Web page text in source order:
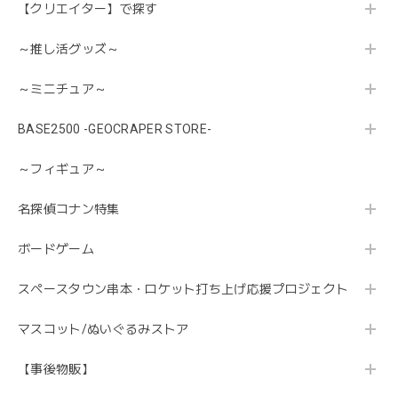
【クリエイター】で探す
～推し活グッズ～
～ミニチュア～
BASE2500 -GEOCRAPER STORE-
～フィギュア～
名探偵コナン特集
ボードゲーム
スペースタウン串本・ロケット打ち上げ応援プロジェクト
マスコット/ぬいぐるみストア
【事後物販】